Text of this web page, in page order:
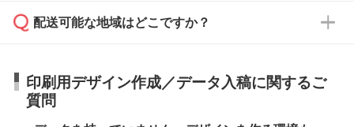
タッフまでお問い合わせください。
応が可能かご案内いたします。
す。>>対象商品はこちら
※最短出荷日は商品によって異なります。各商
品ページにてご確認ください
はできかねますので予めご了承ください。
商品によって異なります。各ページにある商品
す。(白箱、化粧箱、ブリスターパックなど)
【袋入り】 商品がひとつずつ袋に入っていま
配送可能な地域はどこですか？
直接納品は行っておりませんので予めご了承く
ださい。
印刷用デザイン作成／データ入稿に関するご
質問